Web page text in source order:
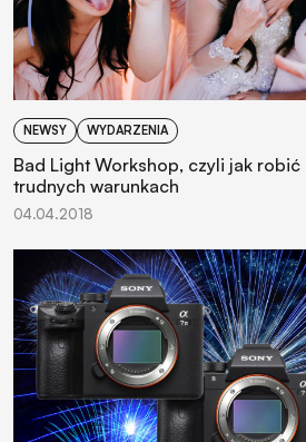
NEWSY WYDARZENIA
Bad Light Workshop, czyli jak
trudnych warunkach
04.04.2018